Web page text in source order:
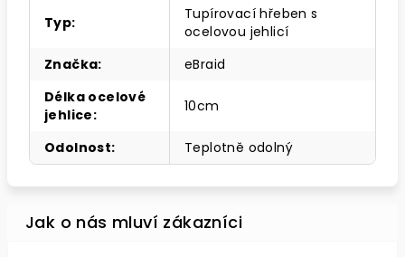
Typ:
Tupírovací hřeben s
ocelovou jehlicí
Značka:
eBraid
Délka ocelové
jehlice: 10cm
Odolnost: Teplotně odolný